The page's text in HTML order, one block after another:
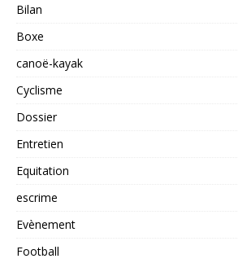
Bilan
Boxe
canoë-kayak
Cyclisme
Dossier
Entretien
Equitation
escrime
Evènement
Football